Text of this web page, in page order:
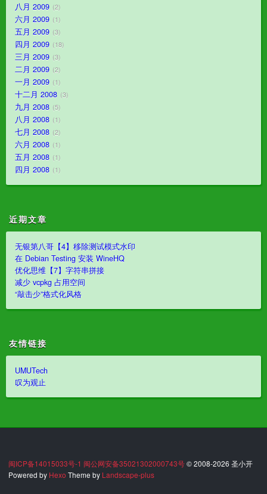
八月 2009 2
六月 2009 1
五月 2009 3
四月 2009 18
三月 2009 3
二月 2009 2
一月 2009 1
十二月 2008 3
九月 2008 5
八月 2008 1
七月 2008 2
六月 2008 1
五月 2008 1
四月 2008 1
近期文章
无银第八哥【4】移除测试模式水印
在 Debian Testing 安装 WineHQ
优化思维【7】字符串拼接
减少 vcpkg 占用空间
“敲击少”格式化风格
友情链接
UMUTech
叹为观止
闽ICP备14015033号-1 闽公网安备35021302000743号© 2008-2026 圣小开
Powered by Hexo Theme by Landscape-plus